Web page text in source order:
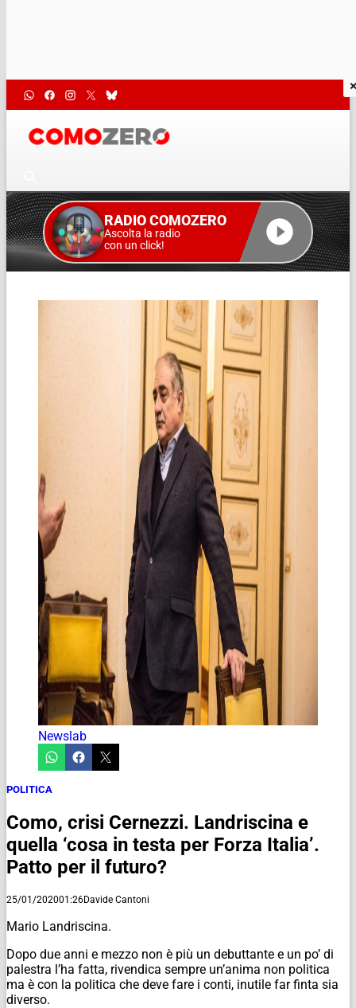
RADIO COMOZERO
Ascolta la radio
con un click!
Newslab
POLITICA
Como, crisi Cernezzi. Landriscina e
quella ‘cosa in testa per Forza Italia’.
Patto per il futuro?
25/01/202001:26Davide Cantoni
Mario Landriscina.
Dopo due anni e mezzo non è più un debuttante e un po’ di
palestra l’ha fatta, rivendica sempre un’anima non politica
ma è con la politica che deve fare i conti, inutile far finta sia
diverso.